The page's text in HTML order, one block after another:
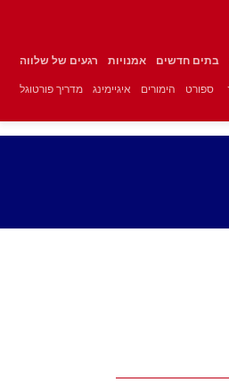
בתים חדשים אמנויות רגעים של שלווה
ספורט הימורים איגיימינג מדריך פורטוגל